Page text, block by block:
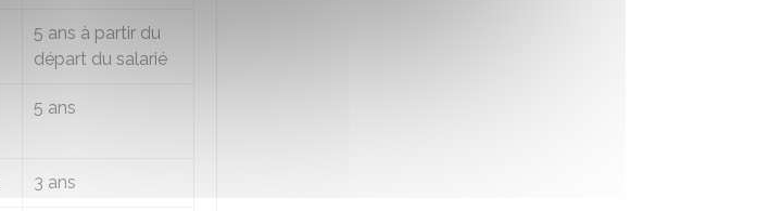
5 ans à partir du
départ du salarié
5 ans
3 ans